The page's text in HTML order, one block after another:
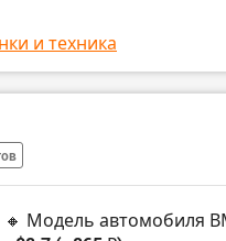
и техника
🔸 Модель автомобиля